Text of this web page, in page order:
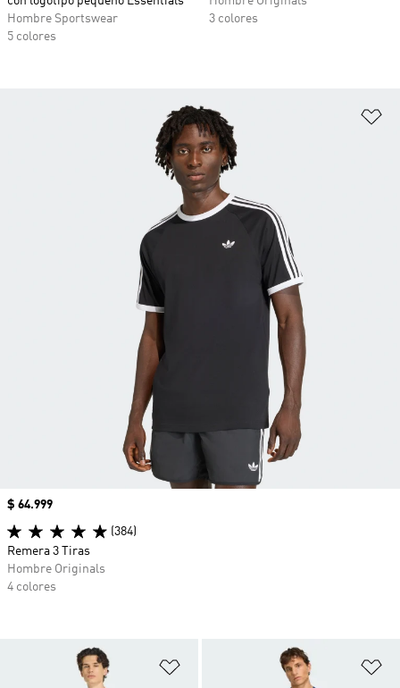
Hombre Sportswear
5 colores
3 colores
Añadir a la lista de deseos
Precio
$ 64.999
(384)
Remera 3 Tiras
Hombre Originals
4 colores